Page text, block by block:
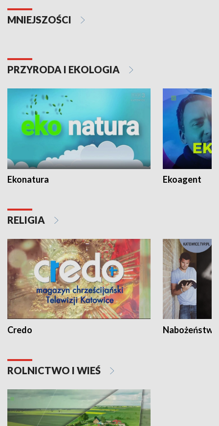
MNIEJSZOŚCI
PRZYRODA I EKOLOGIA
Ekonatura Ekoagent
RELIGIA
Credo
ROLNICTWO I WIEŚ